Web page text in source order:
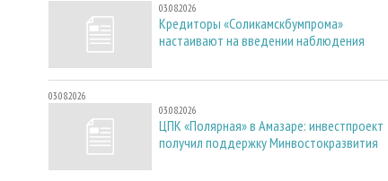
03.08.2026
Кредиторы «Соликамскбумпрома»
настаивают на введении наблюдения
03.08.2026
03.08.2026
ЦПК «Полярная» в Амазаре: инвестпроект
получил поддержку Минвостокразвития